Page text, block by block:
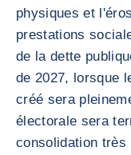
physiques et
prestations
de la dette
de 2027, lorsque
créé sera
électorale sera
consolidation très